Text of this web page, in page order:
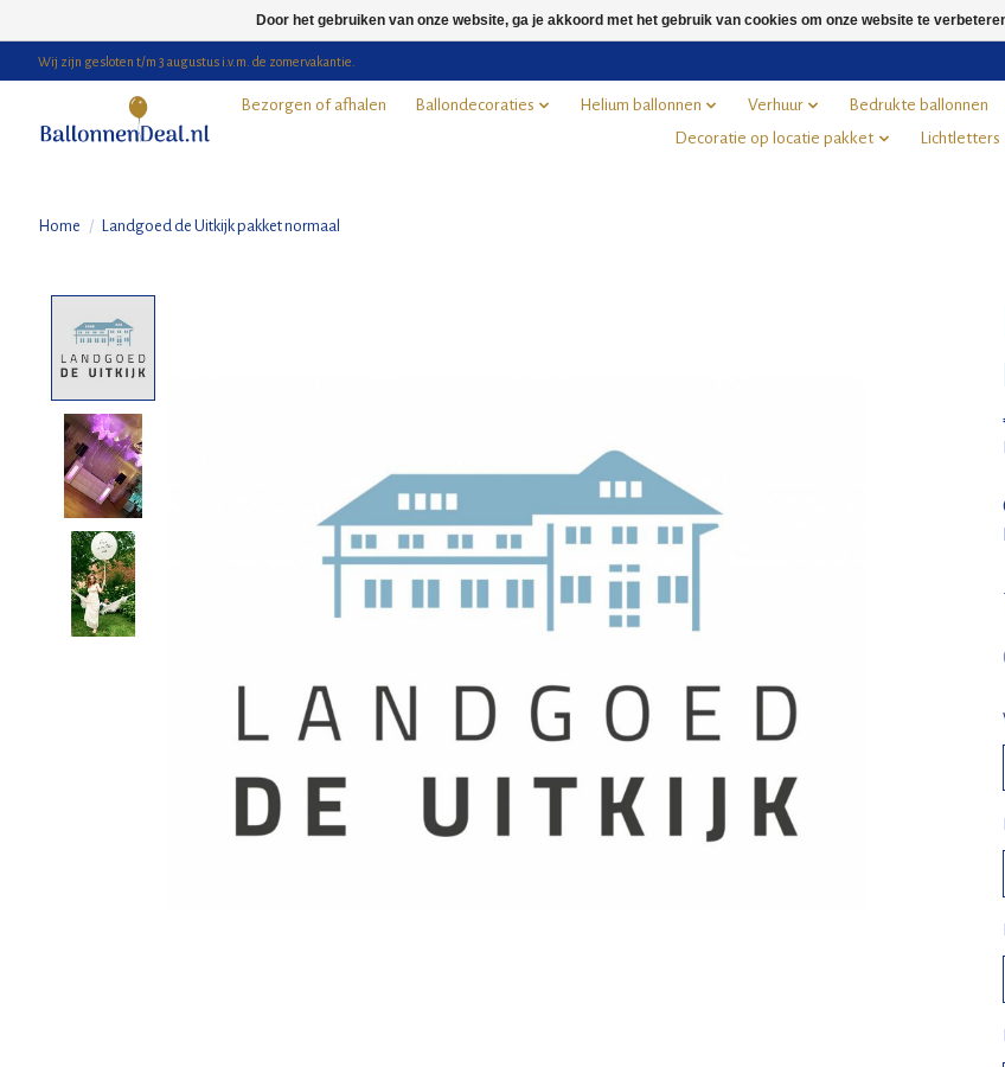
Wij zijn gesloten t/m 3 augustus i.v.m. de zomervakantie.
Bezorgen of afhalen Ballondecoraties Helium ballonnen Verhuur Bedrukte ballonnen
Decoratie op locatie pakket
Lichtletters
Home / Landgoed de Uitkijk pakket normaal
Door het gebruiken van onze website, ga je akkoord met het gebruik van cookies om onze website te